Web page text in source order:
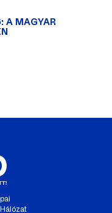
A MAGYAR